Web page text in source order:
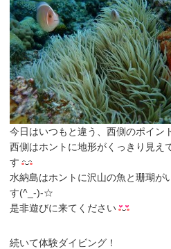
今日はいつもと違う、西側のポイン
西側はホントに地形がくっきり見え
す
水納島はホントに沢山の魚と珊瑚が
す(^_-)-☆
是非遊びに来てください
続いて体験ダイビング！